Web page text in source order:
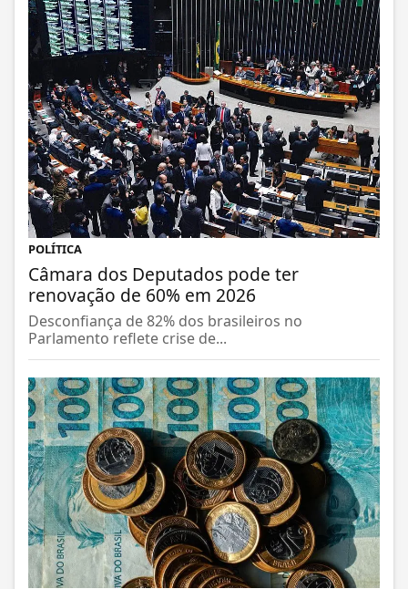
POLÍTICA
Câmara dos Deputados pode ter
renovação de 60% em 2026
Desconfiança de 82% dos brasileiros no
Parlamento reflete crise de...